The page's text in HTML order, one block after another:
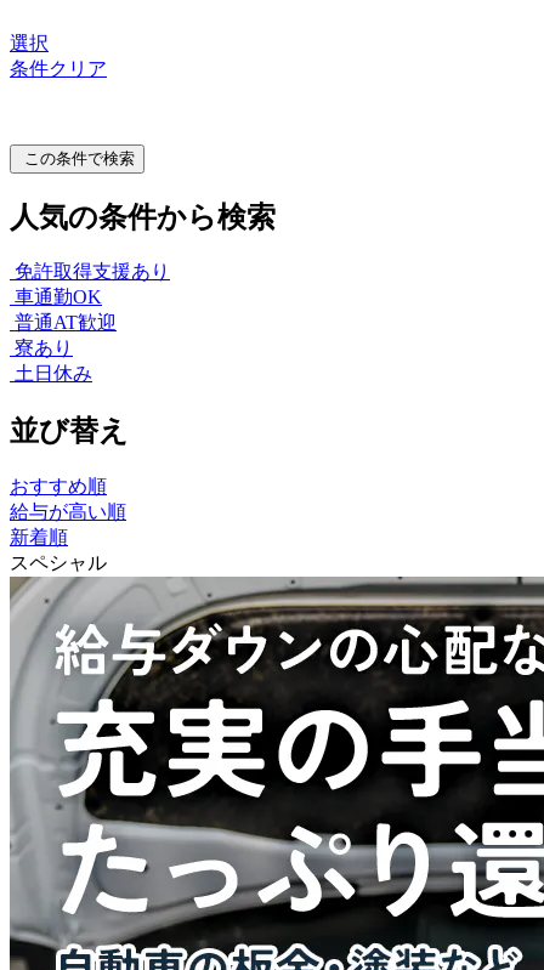
選択
条件クリア
この条件で検索
人気の条件から検索
免許取得支援あり
車通勤OK
普通AT歓迎
寮あり
土日休み
並び替え
おすすめ順
給与が高い順
新着順
スペシャル